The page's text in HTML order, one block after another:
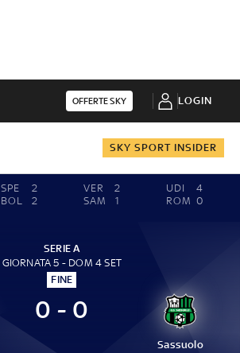
OFFERTE SKY LOGIN
SKY SPORT INSIDER
SPE
2
BOL
2
VER
2
SAM
1
UDI
4
ROM 0
SERIE A
GIORNATA 5 - DOM 4 SET
FINE
0 - 0
Sassuolo